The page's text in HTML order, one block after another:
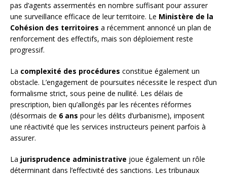
pas d’agents assermentés en nombre suffisant pour assurer
une surveillance efficace de leur territoire. Le Ministère de la
Cohésion des territoires a récemment annoncé un plan de
renforcement des effectifs, mais son déploiement reste
progressif.
La complexité des procédures constitue également un
obstacle. L’engagement de poursuites nécessite le respect d’un
formalisme strict, sous peine de nullité. Les délais de
prescription, bien qu’allongés par les récentes réformes
(désormais de 6 ans pour les délits d’urbanisme), imposent
une réactivité que les services instructeurs peinent parfois à
assurer.
La jurisprudence administrative joue également un rôle
déterminant dans l’effectivité des sanctions. Les tribunaux